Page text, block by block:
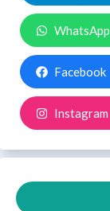
WhatsApp
Facebook
Instagram